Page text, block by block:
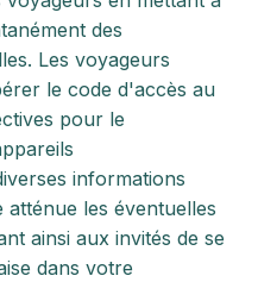
des
Les voyageurs
le code d'accès au
pour le
informations
atténue les éventuelles
ainsi aux invités de se
dans votre